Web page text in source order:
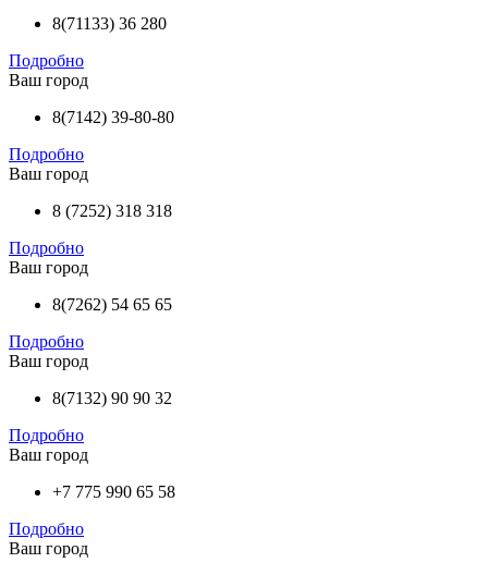
8(71133) 36 280
Подробно
Ваш город
8(7142) 39-80-80
Подробно
Ваш город
8 (7252) 318 318
Подробно
Ваш город
8(7262) 54 65 65
Подробно
Ваш город
8(7132) 90 90 32
Подробно
Ваш город
+7 775 990 65 58
Подробно
Ваш город